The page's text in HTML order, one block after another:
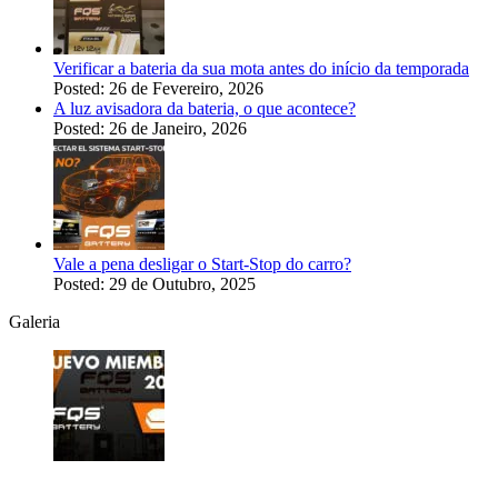
Verificar a bateria da sua mota antes do início da temporada
Posted: 26 de Fevereiro, 2026
A luz avisadora da bateria, o que acontece?
Posted: 26 de Janeiro, 2026
Vale a pena desligar o Start-Stop do carro?
Posted: 29 de Outubro, 2025
Galeria